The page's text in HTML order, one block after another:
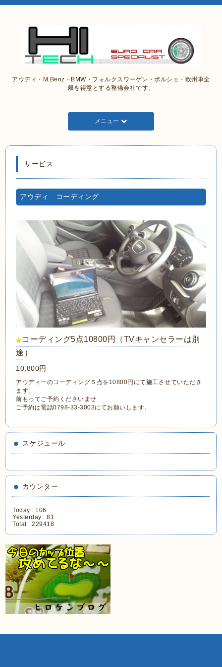
アウディ・M.Benz・BMW・フォルクスワーゲン・ポルシェ・欧州車全
般を得意とする整備会社です。
メニュー
サービス
アウディ コーディング
コーディング5点10800円（TVキャンセラーは別
途）
10,800円
アウディーのコーディング５点を10800円にて施工させていただき
ます。
前もってご予約くださいませ
ご予約は電話0798-33-3003にてお願いします。
スケジュール
カウンター
Today : 106
Yesterday :81
Total :229418